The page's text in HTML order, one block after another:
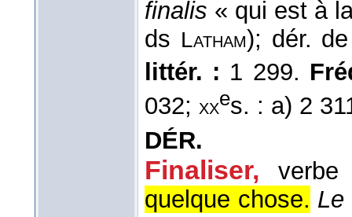
finalis « qui est à
ds Latham); dér.
littér. : 1 299.
032; xxes. : a) 2
DÉR.
Finaliser,
verbe
quelque chose. Le